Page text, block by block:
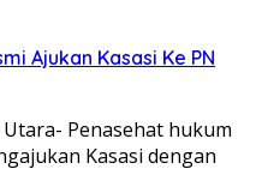
Ajukan Kasasi Ke PN
Utara- Penasehat hukum
Kasasi dengan